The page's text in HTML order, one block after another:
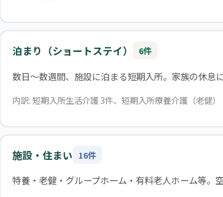
泊まり（ショートステイ） 6件
数日〜数週間、施設に泊まる短期入所。家族の休息に
内訳: 短期入所生活介護 3件、短期入所療養介護（老健
施設・住まい 16件
特養・老健・グループホーム・有料老人ホーム等。